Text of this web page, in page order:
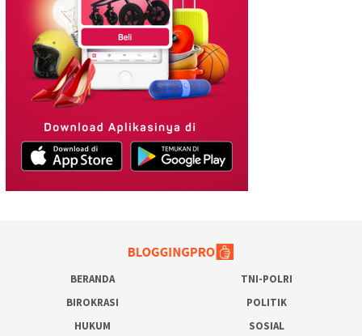
BERANDA
TNI-POLRI
BIROKRASI
POLITIK
HUKUM
SOSIAL